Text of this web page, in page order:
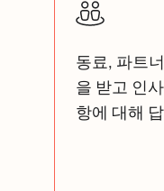
동료, 파트
을 받고 인
항에 대해